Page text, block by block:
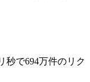
秒で694万件のリク